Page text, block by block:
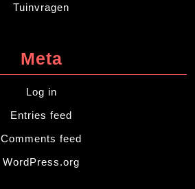
Tuinvragen
Meta
Log in
Entries feed
Comments feed
WordPress.org